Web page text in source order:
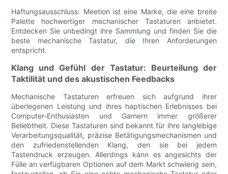
Haftungsausschluss: Meetion ist eine Marke, die eine breite
Palette hochwertiger mechanischer Tastaturen anbietet.
Entdecken Sie unbedingt ihre Sammlung und finden Sie die
beste mechanische Tastatur, die Ihren Anforderungen
entspricht.
Klang und Gefühl der Tastatur: Beurteilung der
Taktilität und des akustischen Feedbacks
Mechanische Tastaturen erfreuen sich aufgrund ihrer
überlegenen Leistung und ihres haptischen Erlebnisses bei
Computer-Enthusiasten und Gamern immer größerer
Beliebtheit. Diese Tastaturen sind bekannt für ihre langlebige
Verarbeitungsqualität, präzise Betätigungsmechanismen und
den zufriedenstellenden Klang, den sie bei jedem
Tastendruck erzeugen. Allerdings kann es angesichts der
Fülle an verfügbaren Optionen auf dem Markt schwierig sein,